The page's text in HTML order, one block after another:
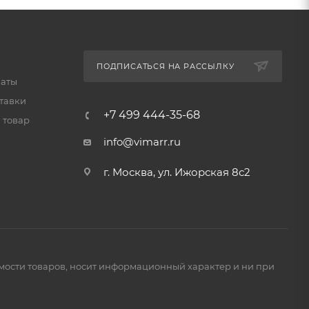
ПОДПИСАТЬСЯ НА РАССЫЛКУ
+7 499 444-35-68
info@vimarr.ru
г. Москва, ул. Ижорская 8с2
товаров, носит информационный характер и ни при